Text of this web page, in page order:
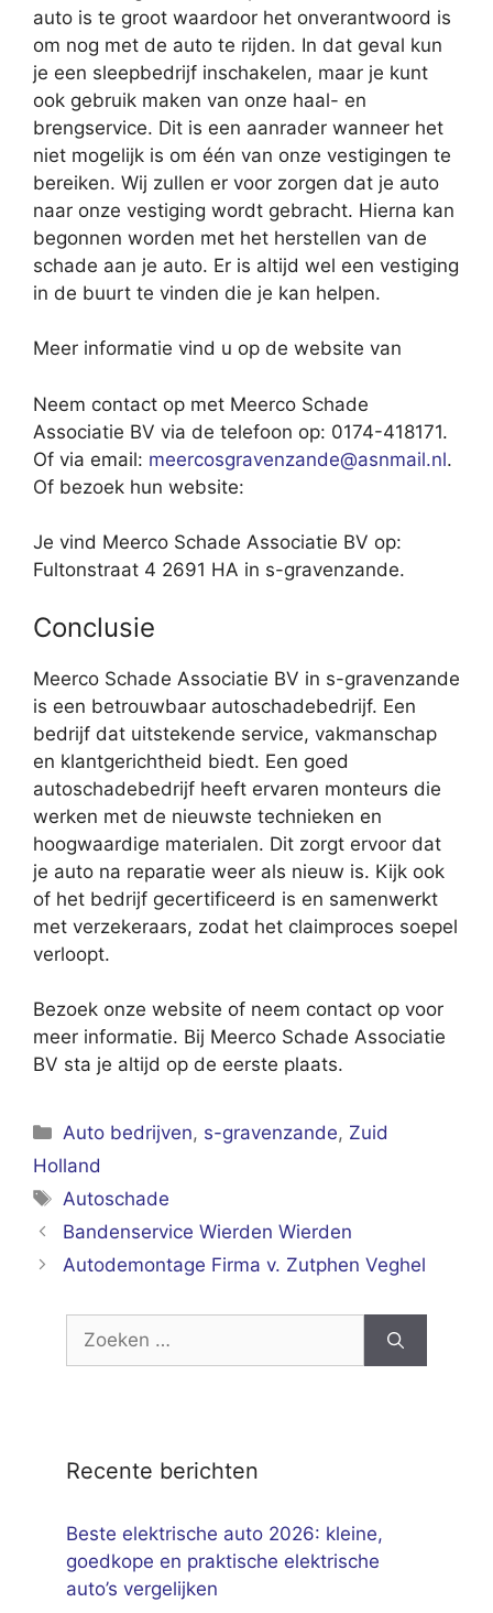
auto is te groot waardoor het onverantwoord is
om nog met de auto te rijden. In dat geval kun
je een sleepbedrijf inschakelen, maar je kunt
ook gebruik maken van onze haal- en
brengservice. Dit is een aanrader wanneer het
niet mogelijk is om één van onze vestigingen te
bereiken. Wij zullen er voor zorgen dat je auto
naar onze vestiging wordt gebracht. Hierna kan
begonnen worden met het herstellen van de
schade aan je auto. Er is altijd wel een vestiging
in de buurt te vinden die je kan helpen.
Meer informatie vind u op de website van
Neem contact op met Meerco Schade
Associatie BV via de telefoon op: 0174-418171.
Of via email: meercosgravenzande@asnmail.nl.
Of bezoek hun website:
Je vind Meerco Schade Associatie BV op:
Fultonstraat 4 2691 HA in s-gravenzande.
Conclusie
Meerco Schade Associatie BV in s-gravenzande
is een betrouwbaar autoschadebedrijf. Een
bedrijf dat uitstekende service, vakmanschap
en klantgerichtheid biedt. Een goed
autoschadebedrijf heeft ervaren monteurs die
werken met de nieuwste technieken en
hoogwaardige materialen. Dit zorgt ervoor dat
je auto na reparatie weer als nieuw is. Kijk ook
of het bedrijf gecertificeerd is en samenwerkt
met verzekeraars, zodat het claimproces soepel
verloopt.
Bezoek onze website of neem contact op voor
meer informatie. Bij Meerco Schade Associatie
BV sta je altijd op de eerste plaats.
Categorieën
Auto bedrijven, s-gravenzande, Zuid
Holland
Tags
Autoschade
Bandenservice Wierden Wierden
Autodemontage Firma v. Zutphen Veghel
Zoek
Recente berichten
Beste elektrische auto 2026: kleine,
goedkope en praktische elektrische
auto’s vergelijken